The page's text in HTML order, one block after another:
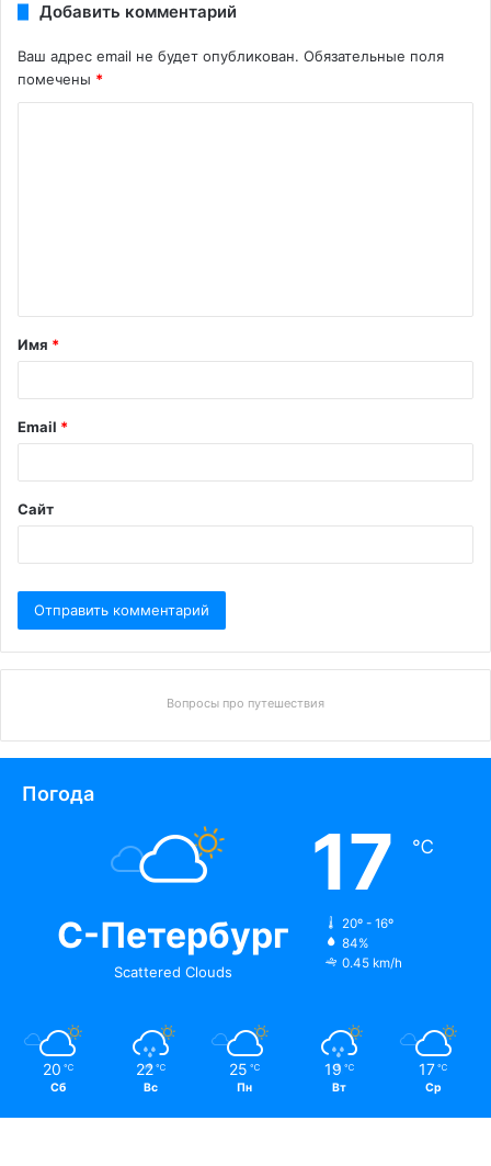
Добавить комментарий
Ваш адрес email не будет опубликован. Обязательные поля
помечены *
Имя *
Email *
Сайт
Вопросы про путешествия
Погода
С-Петербург
Scattered Clouds
17 ℃
20º - 16º
84%
0.45 km/h
20 ℃
Сб
22 ℃
Вс
25 ℃
Пн
19 ℃
Вт
17 ℃
Ср